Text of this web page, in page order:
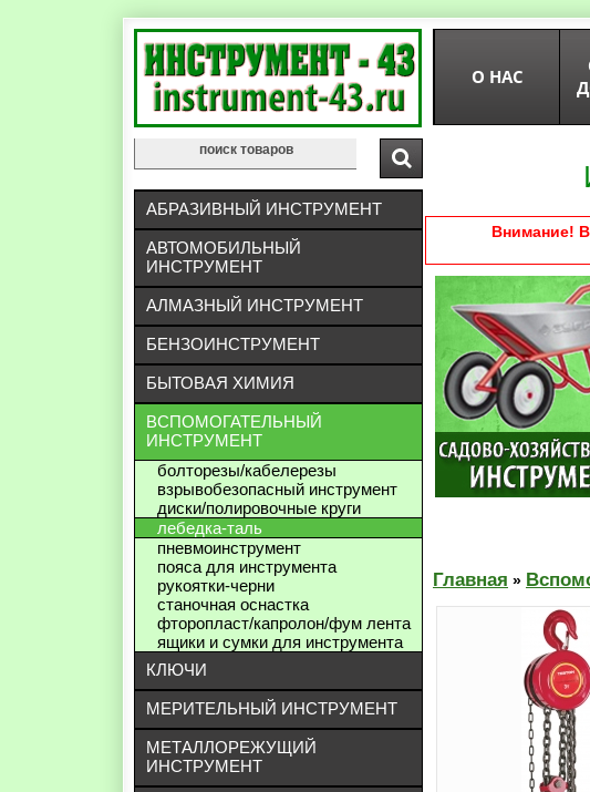
О НАС
АБРАЗИВНЫЙ ИНСТРУМЕНТ
АВТОМОБИЛЬНЫЙ
ИНСТРУМЕНТ
АЛМАЗНЫЙ ИНСТРУМЕНТ
БЕНЗОИНСТРУМЕНТ
БЫТОВАЯ ХИМИЯ
ВСПОМОГАТЕЛЬНЫЙ
ИНСТРУМЕНТ
болторезы/кабелерезы
взрывобезопасный инструмент
диски/полировочные круги
лебедка-таль
пневмоинструмент
пояса для инструмента
рукоятки-черни
станочная оснастка
фторопласт/капролон/фум лента
ящики и сумки для инструмента
КЛЮЧИ
МЕРИТЕЛЬНЫЙ ИНСТРУМЕНТ
МЕТАЛЛОРЕЖУЩИЙ
ИНСТРУМЕНТ
Внимание!
Главная »